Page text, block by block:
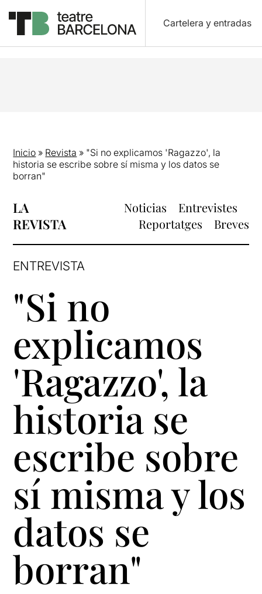
Cartelera y entradas
Inicio » Revista » "Si no explicamos 'Ragazzo', la
historia se escribe sobre sí misma y los datos se
borran"
LA
REVISTA
Noticias
Entrevistes
Reportatges
Breves
ENTREVISTA
"Si no
explicamos
'Ragazzo', la
historia se
escribe sobre
sí misma y los
datos se
borran"